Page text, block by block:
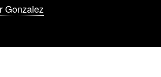
Gonzalez